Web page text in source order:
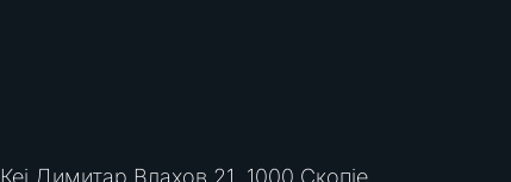
Кеј Димитар Влахов 21, 1000 Скопје